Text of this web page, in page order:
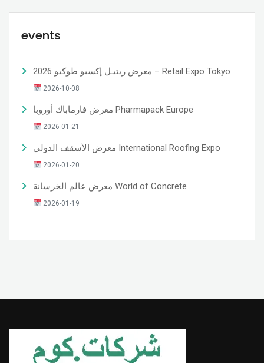
events
معرض ريتيـل إكسبو طوكيو 2026 – Retail Expo Tokyo
2026-10-08
معرض فارماباك أوروبا Pharmapack Europe
2026-01-21
معرض الأسقف الدولي International Roofing Expo
2026-01-20
معرض عالم الخرسانة World of Concrete
2026-01-19